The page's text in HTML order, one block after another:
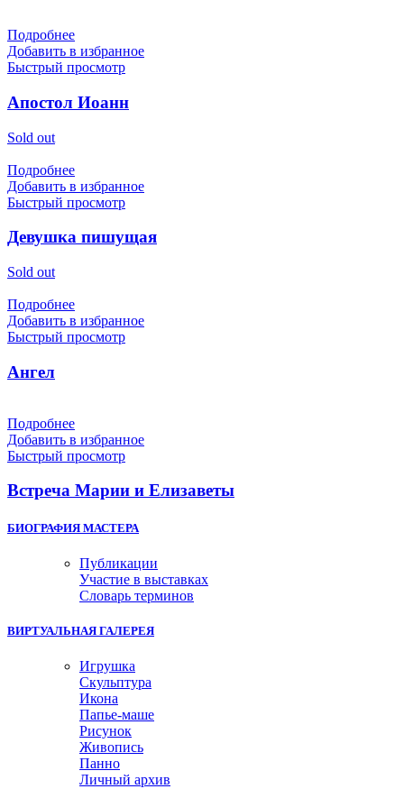
Подробнее
Добавить в избранное
Быстрый просмотр
Апостол Иоанн
Sold out
Подробнее
Добавить в избранное
Быстрый просмотр
Девушка пишущая
Sold out
Подробнее
Добавить в избранное
Быстрый просмотр
Ангел
Подробнее
Добавить в избранное
Быстрый просмотр
Встреча Марии и Елизаветы
БИОГРАФИЯ МАСТЕРА
Публикации
Участие в выставках
Словарь терминов
ВИРТУАЛЬНАЯ ГАЛЕРЕЯ
Игрушка
Скульптура
Икона
Папье-маше
Рисунок
Живопись
Панно
Личный архив